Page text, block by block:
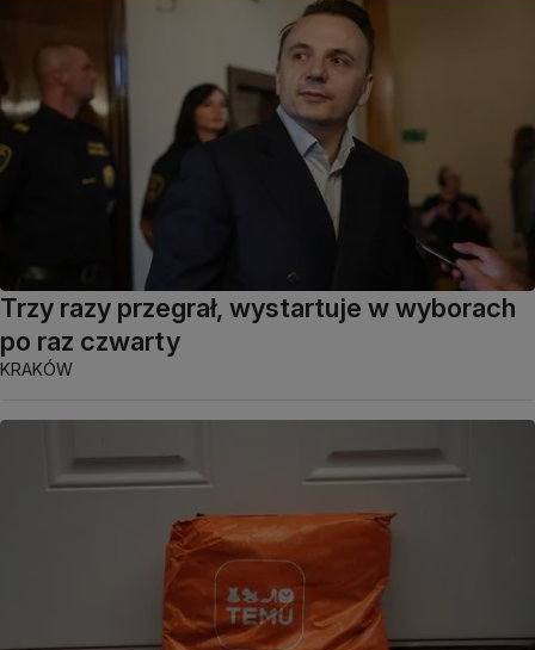
Trzy razy przegrał, wystartuje w wyborach
po raz czwarty
KRAKÓW